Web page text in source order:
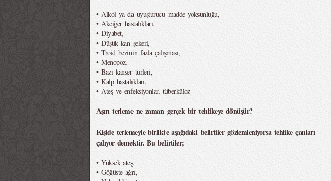
• Alkol ya da uyuşturucu madde yoksunluğu,
• Akciğer hastalıkları,
• Diyabet,
• Düşük kan şekeri,
• Troid bezinin fazla çalışması,
• Menopoz,
• Bazı kanser türleri,
• Kalp hastalıkları,
• Ateş ve enfeksiyonlar, tüberküloz
Aşırı terleme ne zaman gerçek bir tehlikeye dönüşür?
Kişide terlemeyle birlikte aşağıdaki belirtiler gözlemleniyorsa tehlike çanları
çalıyor demektir. Bu belirtiler;
• Yüksek ateş,
• Göğüste ağrı,